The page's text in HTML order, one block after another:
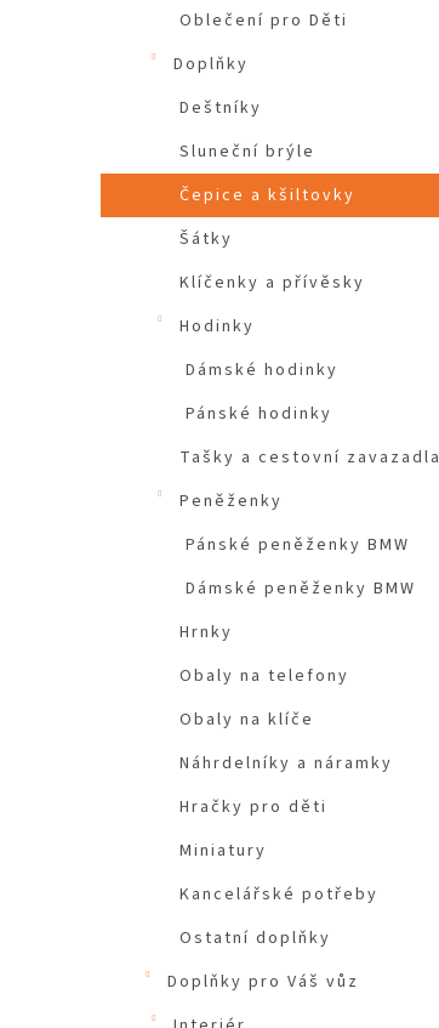
Oblečení pro Děti
Doplňky
Deštníky
Sluneční brýle
Čepice a kšiltovky
Šátky
Klíčenky a přívěsky
Hodinky
Dámské hodinky
Pánské hodinky
Tašky a cestovní zavazadla
Peněženky
Pánské peněženky BMW
Dámské peněženky BMW
Hrnky
Obaly na telefony
Obaly na klíče
Náhrdelníky a náramky
Hračky pro děti
Miniatury
Kancelářské potřeby
Ostatní doplňky
Doplňky pro Váš vůz